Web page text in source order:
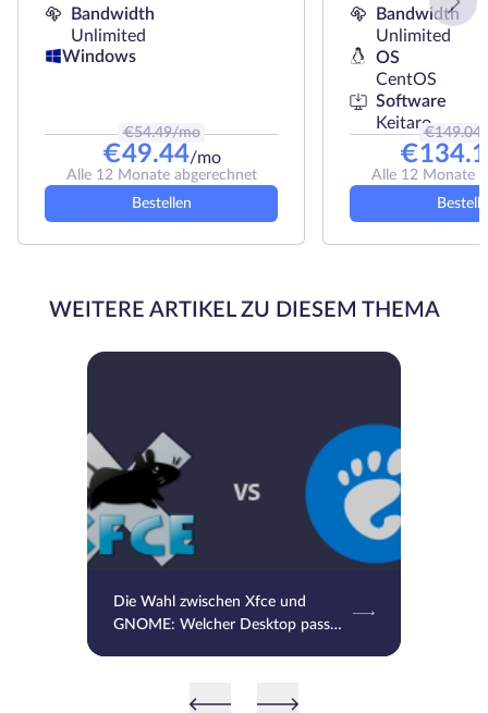
Bandwidth
Unlimited
Windows
€54.49/mo
€49.44/mo
Alle 12 Monate abgerechnet
Bestellen
Bandwidth
Unlimited
OS
CentOS
Software
Keitaro
€149.04
€
Alle 12 Monate
WEITERE ARTIKEL ZU DIESEM THEMA
Die Wahl zwischen Xfce und
GNOME: Welcher Desktop passt